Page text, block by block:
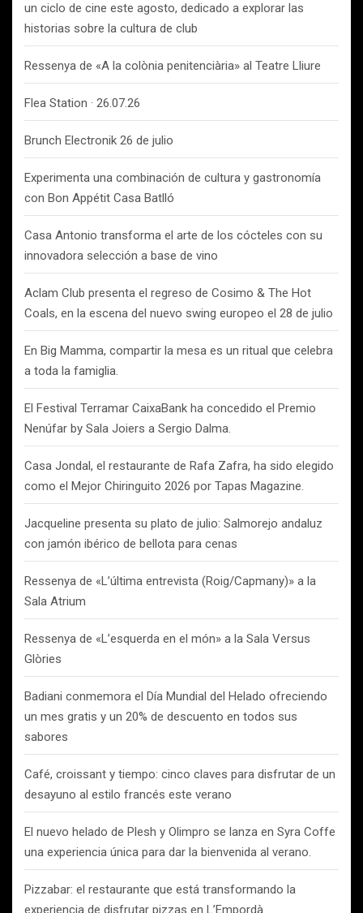
un ciclo de cine este agosto, dedicado a explorar las
historias sobre la cultura de club
Ressenya de «A la colònia penitenciària» al Teatre Lliure
Flea Station · 26.07.26
Brunch Electronik 26 de julio
Experimenta una combinación de cultura y gastronomía
con Bon Appétit Casa Batlló
Casa Antonio transforma el arte de los cócteles con su
innovadora selección a base de vino
Aclam Club presenta el regreso de Cosimo & The Hot
Coals, en la escena del nuevo swing europeo el 28 de julio
En Big Mamma, compartir la mesa es un ritual que celebra
a toda la famiglia.
El Festival Terramar CaixaBank ha concedido el Premio
Nenúfar by Sala Joiers a Sergio Dalma.
Casa Jondal, el restaurante de Rafa Zafra, ha sido elegido
como el Mejor Chiringuito 2026 por Tapas Magazine.
Jacqueline presenta su plato de julio: Salmorejo andaluz
con jamón ibérico de bellota para cenas
Ressenya de «L’última entrevista (Roig/Capmany)» a la
Sala Atrium
Ressenya de «L’esquerda en el món» a la Sala Versus
Glòries
Badiani conmemora el Día Mundial del Helado ofreciendo
un mes gratis y un 20% de descuento en todos sus
sabores
Café, croissant y tiempo: cinco claves para disfrutar de un
desayuno al estilo francés este verano
El nuevo helado de Plesh y Olimpro se lanza en Syra Coffe
una experiencia única para dar la bienvenida al verano.
Pizzabar: el restaurante que está transformando la
experiencia de disfrutar pizzas en L’Empordà